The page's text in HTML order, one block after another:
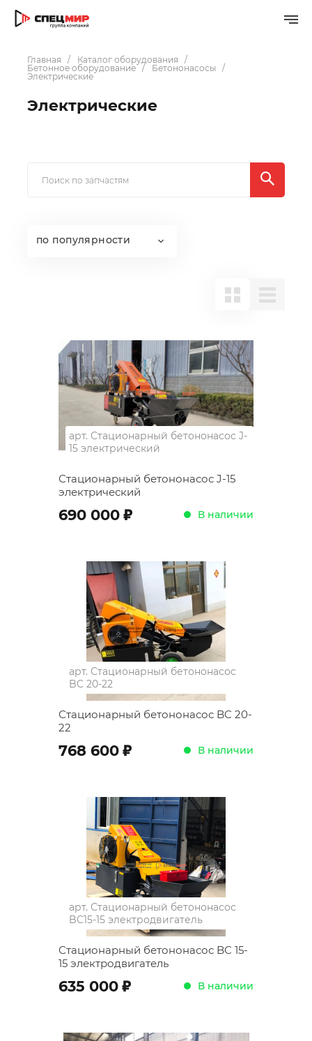
Главная
Каталог оборудования
Бетонное оборудование
Бетононасосы
Электрические
Электрические
по популярности
арт. Стационарный бетононасос J-
15 электрический
Стационарный бетононасос J-15
электрический
690 000 ; В наличии
арт. Стационарный бетононасос
BC 20-22
Стационарный бетононасос BC 20-
22
768 600 ; В наличии
арт. Стационарный бетононасос
BC15-15 электродвигатель
Стационарный бетононасос BC 15-
15 электродвигатель
635 000 ; В наличии